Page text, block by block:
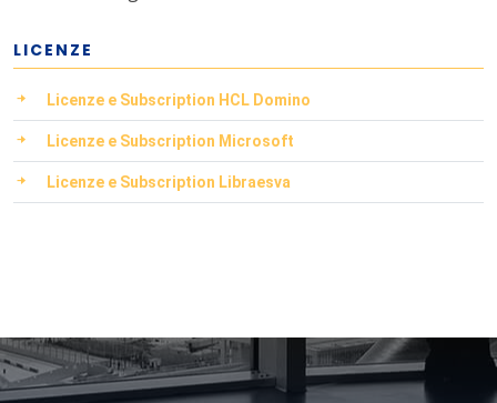
LICENZE
Licenze e Subscription HCL Domino
Licenze e Subscription Microsoft
Licenze e Subscription Libraesva